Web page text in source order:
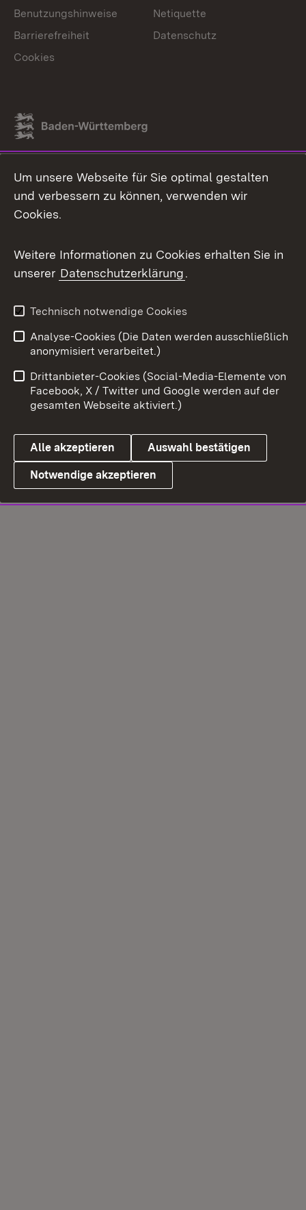
Link zum Landesportal
Benutzungshinweise
Netiquette
Barrierefreiheit
Datenschutz
Cookies
Um unsere Webseite für Sie optimal gestalten
und verbessern zu können, verwenden wir
Cookies.
Weitere Informationen zu Cookies erhalten Sie in
unserer Datenschutzerklärung.
Technisch notwendige Cookies
Analyse-Cookies (Die Daten werden ausschließlich
anonymisiert verarbeitet.)
Drittanbieter-Cookies (Social-Media-Elemente von
Facebook, X / Twitter und Google werden auf der
gesamten Webseite aktiviert.)
Alle akzeptieren Auswahl bestätigen
Notwendige akzeptieren